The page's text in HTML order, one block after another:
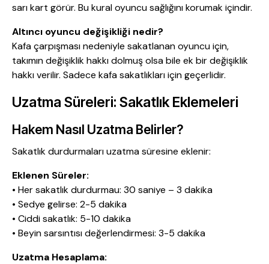
sarı kart görür. Bu kural oyuncu sağlığını korumak içindir.
Altıncı oyuncu değişikliği nedir?
Kafa çarpışması nedeniyle sakatlanan oyuncu için,
takımın değişiklik hakkı dolmuş olsa bile ek bir değişiklik
hakkı verilir. Sadece kafa sakatlıkları için geçerlidir.
Uzatma Süreleri: Sakatlık Eklemeleri
Hakem Nasıl Uzatma Belirler?
Sakatlık durdurmaları uzatma süresine eklenir:
Eklenen Süreler:
• Her sakatlık durdurmau: 30 saniye – 3 dakika
• Sedye gelirse: 2-5 dakika
• Ciddi sakatlık: 5-10 dakika
• Beyin sarsıntısı değerlendirmesi: 3-5 dakika
Uzatma Hesaplama: